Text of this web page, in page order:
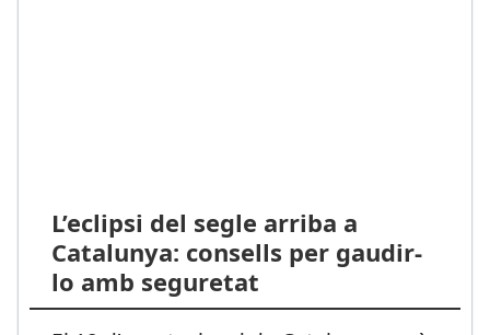
L’eclipsi del segle arriba a
Catalunya: consells per gaudir-
lo amb seguretat